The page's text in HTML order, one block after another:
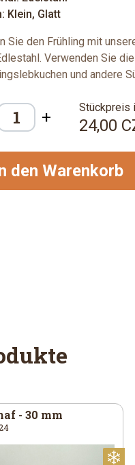
Klein, Glatt
Sie den Frühling mit
Verwenden Sie
und andere
+
Stückpreis
24,00
den Warenkorb
- 30 mm